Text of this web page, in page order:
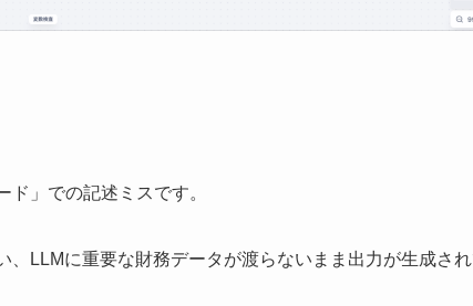
」での記述ミスです。
LLMに重要な財務データが渡らないまま出力が生成さ